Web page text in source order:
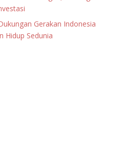
Gerakan Indonesia
Hidup Sedunia